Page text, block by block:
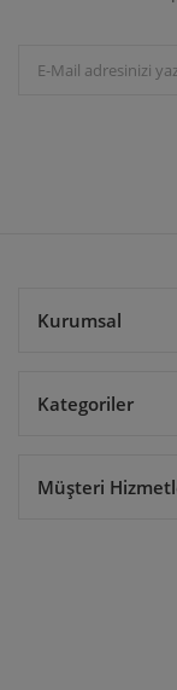
Ürün resmi
Ürün
Kurumsal
Kategoriler
Müşteri